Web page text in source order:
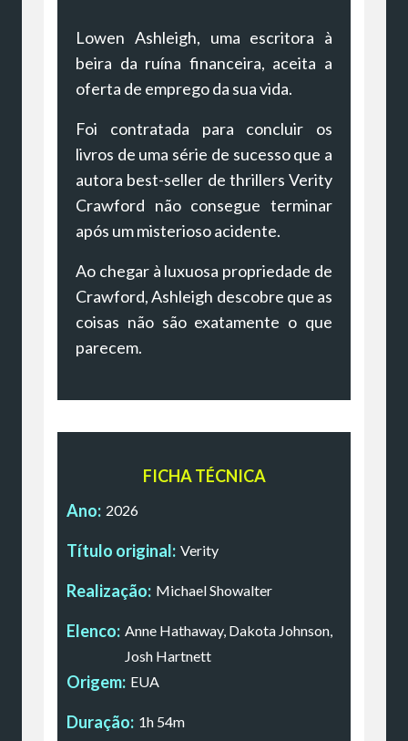
Lowen Ashleigh, uma escritora à
beira da ruína financeira, aceita a
oferta de emprego da sua vida.
Foi contratada para concluir os
livros de uma série de sucesso que a
autora best-seller de thrillers Verity
Crawford não consegue terminar
após um misterioso acidente.
Ao chegar à luxuosa propriedade de
Crawford, Ashleigh descobre que as
coisas não são exatamente o que
parecem.
FICHA TÉCNICA
Ano: 2026
Título original: Verity
Realização: Michael Showalter
Elenco: Anne Hathaway, Dakota Johnson,
Josh Hartnett
Origem: EUA
Duração: 1h 54m